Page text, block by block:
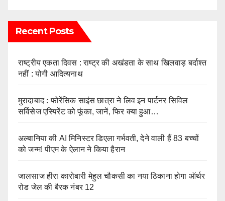
Recent Posts
राष्ट्रीय एकता दिवस : राष्ट्र की अखंडता के साथ खिलवाड़ बर्दाश्त
नहीं : योगी आदित्यनाथ
मुरादाबाद : फोरेंसिक साइंस छात्रा ने लिव इन पार्टनर सिविल
सर्विसेज एस्पिरेंट को फूंका, जानें, फिर क्या हुआ…
अल्बानिया की AI मिनिस्‍टर डिएला गर्भवती, देने वाली हैं 83 बच्चों
को जन्‍म! पीएम के ऐलान ने किया हैरान
जालसाज हीरा कारोबारी मेहुल चौकसी का नया ठिकाना होगा ऑर्थर
रोड जेल की बैरक नंबर 12